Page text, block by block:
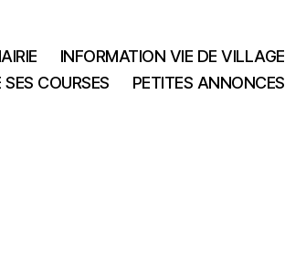
INFORMATION VIE DE VILLAGE
SES COURSES
PETITES ANNONCES